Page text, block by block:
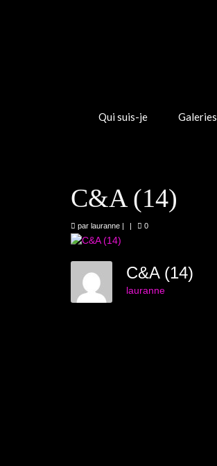
Qui suis-je Galeries
C&A (14)
par lauranne | | 0
C&A (14)
lauranne